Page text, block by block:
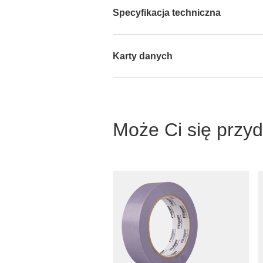
Specyfikacja techniczna
Karty danych
Może Ci się